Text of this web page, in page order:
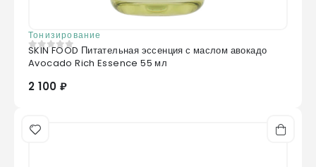
Тонизирование
0из 5
SKIN FOOD Питательная эссенция с маслом авокадо
Avocado Rich Essence 55 мл
2 100 ₽